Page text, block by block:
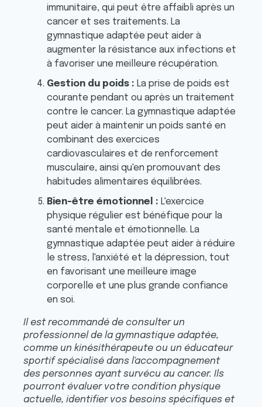
immunitaire, qui peut être affaibli après un
cancer et ses traitements. La
gymnastique adaptée peut aider à
augmenter la résistance aux infections et
à favoriser une meilleure récupération.
Gestion du poids : La prise de poids est
courante pendant ou après un traitement
contre le cancer. La gymnastique adaptée
peut aider à maintenir un poids santé en
combinant des exercices
cardiovasculaires et de renforcement
musculaire, ainsi qu'en promouvant des
habitudes alimentaires équilibrées.
Bien-être émotionnel : L'exercice
physique régulier est bénéfique pour la
santé mentale et émotionnelle. La
gymnastique adaptée peut aider à réduire
le stress, l'anxiété et la dépression, tout
en favorisant une meilleure image
corporelle et une plus grande confiance
en soi.
Il est recommandé de consulter un
professionnel de la gymnastique adaptée,
comme un kinésithérapeute ou un éducateur
sportif spécialisé dans l'accompagnement
des personnes ayant survécu au cancer. Ils
pourront évaluer votre condition physique
actuelle, identifier vos besoins spécifiques et